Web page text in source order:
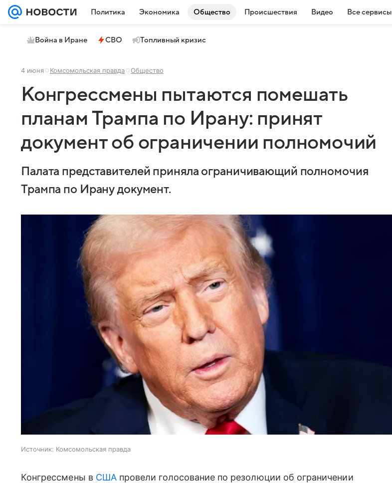
Политика Экономика Общество Происшествия Видео Все сервисы
Война в Иране СВО Топливный кризис
4 июня Комсомольская правда Общество
Конгрессмены пытаются помешать
планам Трампа по Ирану: принят
документ об ограничении полномочий
Палата представителей приняла ограничивающий полномочия
Трампа по Ирану документ.
Источник: Комсомольская правда
Конгрессмены в СШАпровели голосование по резолюции об ограничении